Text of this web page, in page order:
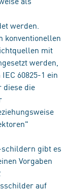
werden.
konventionellen
mit
werden,
60825-1 ein
die
gibt es
Vorgaben
auf